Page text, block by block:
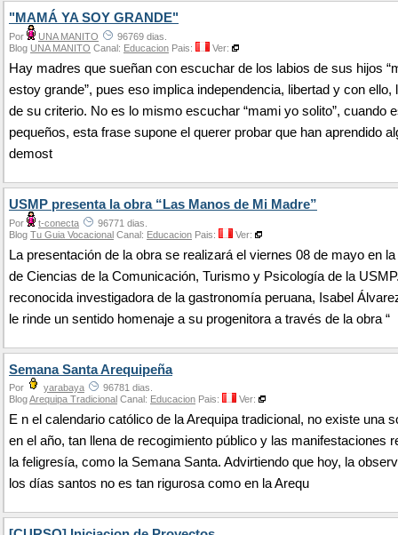
"MAMÁ YA SOY GRANDE"
Por UNA MANITO
96769 dias.
Blog UNA MANITO Canal: Educacion Pais: Ver:
Hay madres que sueñan con escuchar de los labios de sus hijos
estoy grande”, pues eso implica independencia, libertad y con ello,
de su criterio. No es lo mismo escuchar “mami yo solito”, cuando
pequeños, esta frase supone el querer probar que han aprendido
demost
USMP presenta la obra “Las Manos de Mi Madre”
Por t-conecta
96771 dias.
Blog Tu Guia Vocacional Canal: Educacion Pais: Ver:
La presentación de la obra se realizará el viernes 08 de mayo en
de Ciencias de la Comunicación, Turismo y Psicología de la
reconocida investigadora de la gastronomía peruana, Isabel
le rinde un sentido homenaje a su progenitora a través de la obra “
Semana Santa Arequipeña
Por yarabaya
96781 dias.
BlogArequipa Tradicional Canal: Educacion Pais: Ver:
E n el calendario católico de la Arequipa tradicional, no existe una
en el año, tan llena de recogimiento público y las manifestaciones
la feligresía, como la Semana Santa. Advirtiendo que hoy, la
los días santos no es tan rigurosa como en la Arequ